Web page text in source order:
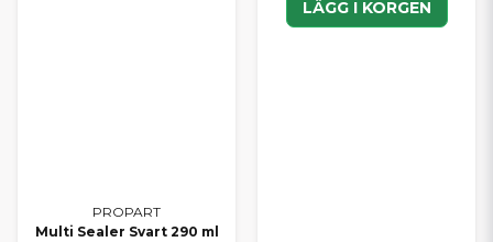
PROPART
Multi Sealer Svart 290 ml
LÄGG I KORGEN